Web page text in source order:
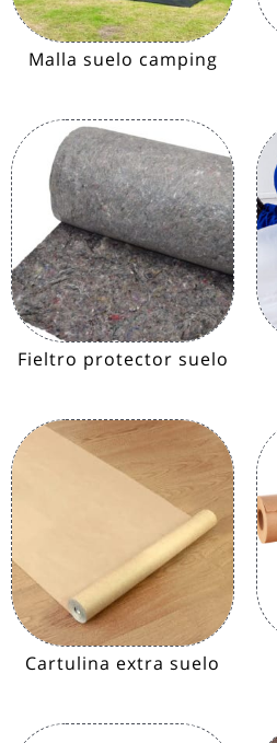
Malla suelo camping
Fieltro protector suelo
Cartulina extra suelo